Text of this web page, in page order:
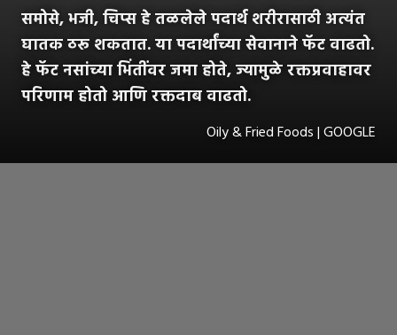
समोसे, भजी, चिप्स हे तळलेले पदार्थ शरीरासाठी अत्यंत
घातक ठरू शकतात. या पदार्थांच्या सेवानाने फॅट वाढतो.
हे फॅट नसांच्या भिंतींवर जमा होते, ज्यामुळे रक्तप्रवाहावर
परिणाम होतो आणि रक्तदाब वाढतो.
Oily & Fried Foods | GOOGLE